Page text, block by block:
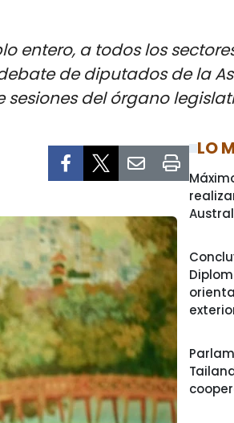
entero, a todos los
de diputados de la
del órgano
LO